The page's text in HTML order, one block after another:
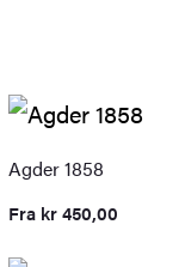
Agder 1858
Fra kr450,00